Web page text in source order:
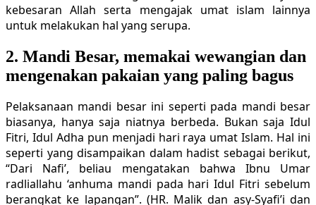
kebesaran Allah serta mengajak umat islam lainnya
untuk melakukan hal yang serupa.
2. Mandi Besar, memakai wewangian dan
mengenakan pakaian yang paling bagus
Pelaksanaan mandi besar ini seperti pada mandi besar
biasanya, hanya saja niatnya berbeda. Bukan saja Idul
Fitri, Idul Adha pun menjadi hari raya umat Islam. Hal ini
seperti yang disampaikan dalam hadist sebagai berikut,
“Dari Nafi’, beliau mengatakan bahwa Ibnu Umar
radliallahu ‘anhuma mandi pada hari Idul Fitri sebelum
berangkat ke lapangan”. (HR. Malik dan asy-Syafi’i dan